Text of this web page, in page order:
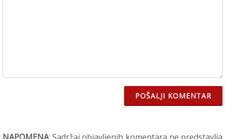
POŠALJI KOMENTAR